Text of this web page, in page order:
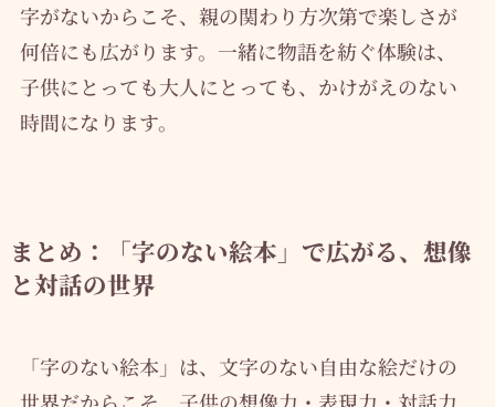
字がないからこそ、親の関わり方次第で楽しさが
何倍にも広がります。一緒に物語を紡ぐ体験は、
子供にとっても大人にとっても、かけがえのない
時間になります。
まとめ：「字のない絵本」で広がる、想像
と対話の世界
「字のない絵本」は、文字のない自由な絵だけの